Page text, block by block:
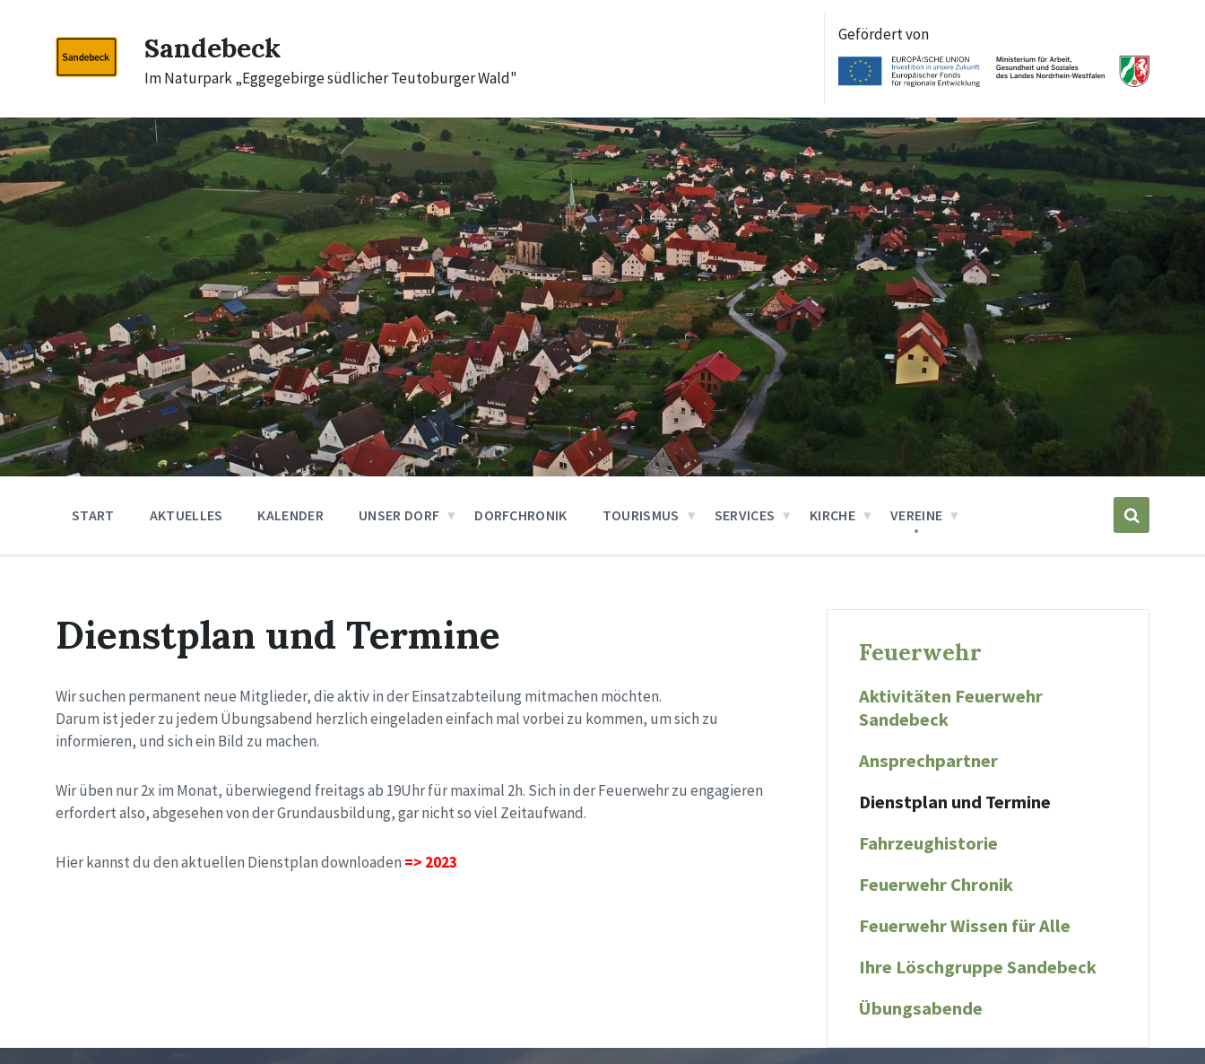
navigation
Sandebeck
Im Naturpark „Eggegebirge südlicher Teutoburger Wald"
Gefördert von
START AKTUELLES KALENDER UNSER DORF DORFCHRONIK TOURISMUS SERVICES KIRCHE VEREINE
Dienstplan und Termine
Wir suchen permanent neue Mitglieder, die aktiv in der Einsatzabteilung mitmachen möchten.
Darum ist jeder zu jedem Übungsabend herzlich eingeladen einfach mal vorbei zu kommen, um sich zu
informieren, und sich ein Bild zu machen.
Wir üben nur 2x im Monat, überwiegend freitags ab 19Uhr für maximal 2h. Sich in der Feuerwehr zu engagieren
erfordert also, abgesehen von der Grundausbildung, gar nicht so viel Zeitaufwand.
Hier kannst du den aktuellen Dienstplan downloaden => 2023
Feuerwehr
Aktivitäten Feuerwehr
Sandebeck
Ansprechpartner
Dienstplan und Termine
Fahrzeughistorie
Feuerwehr Chronik
Feuerwehr Wissen für Alle
Ihre Löschgruppe Sandebeck
Übungsabende